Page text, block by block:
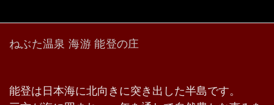
ねぶた温泉 海游 能登の庄
能登は日本海に北向きに突き出した半島です。